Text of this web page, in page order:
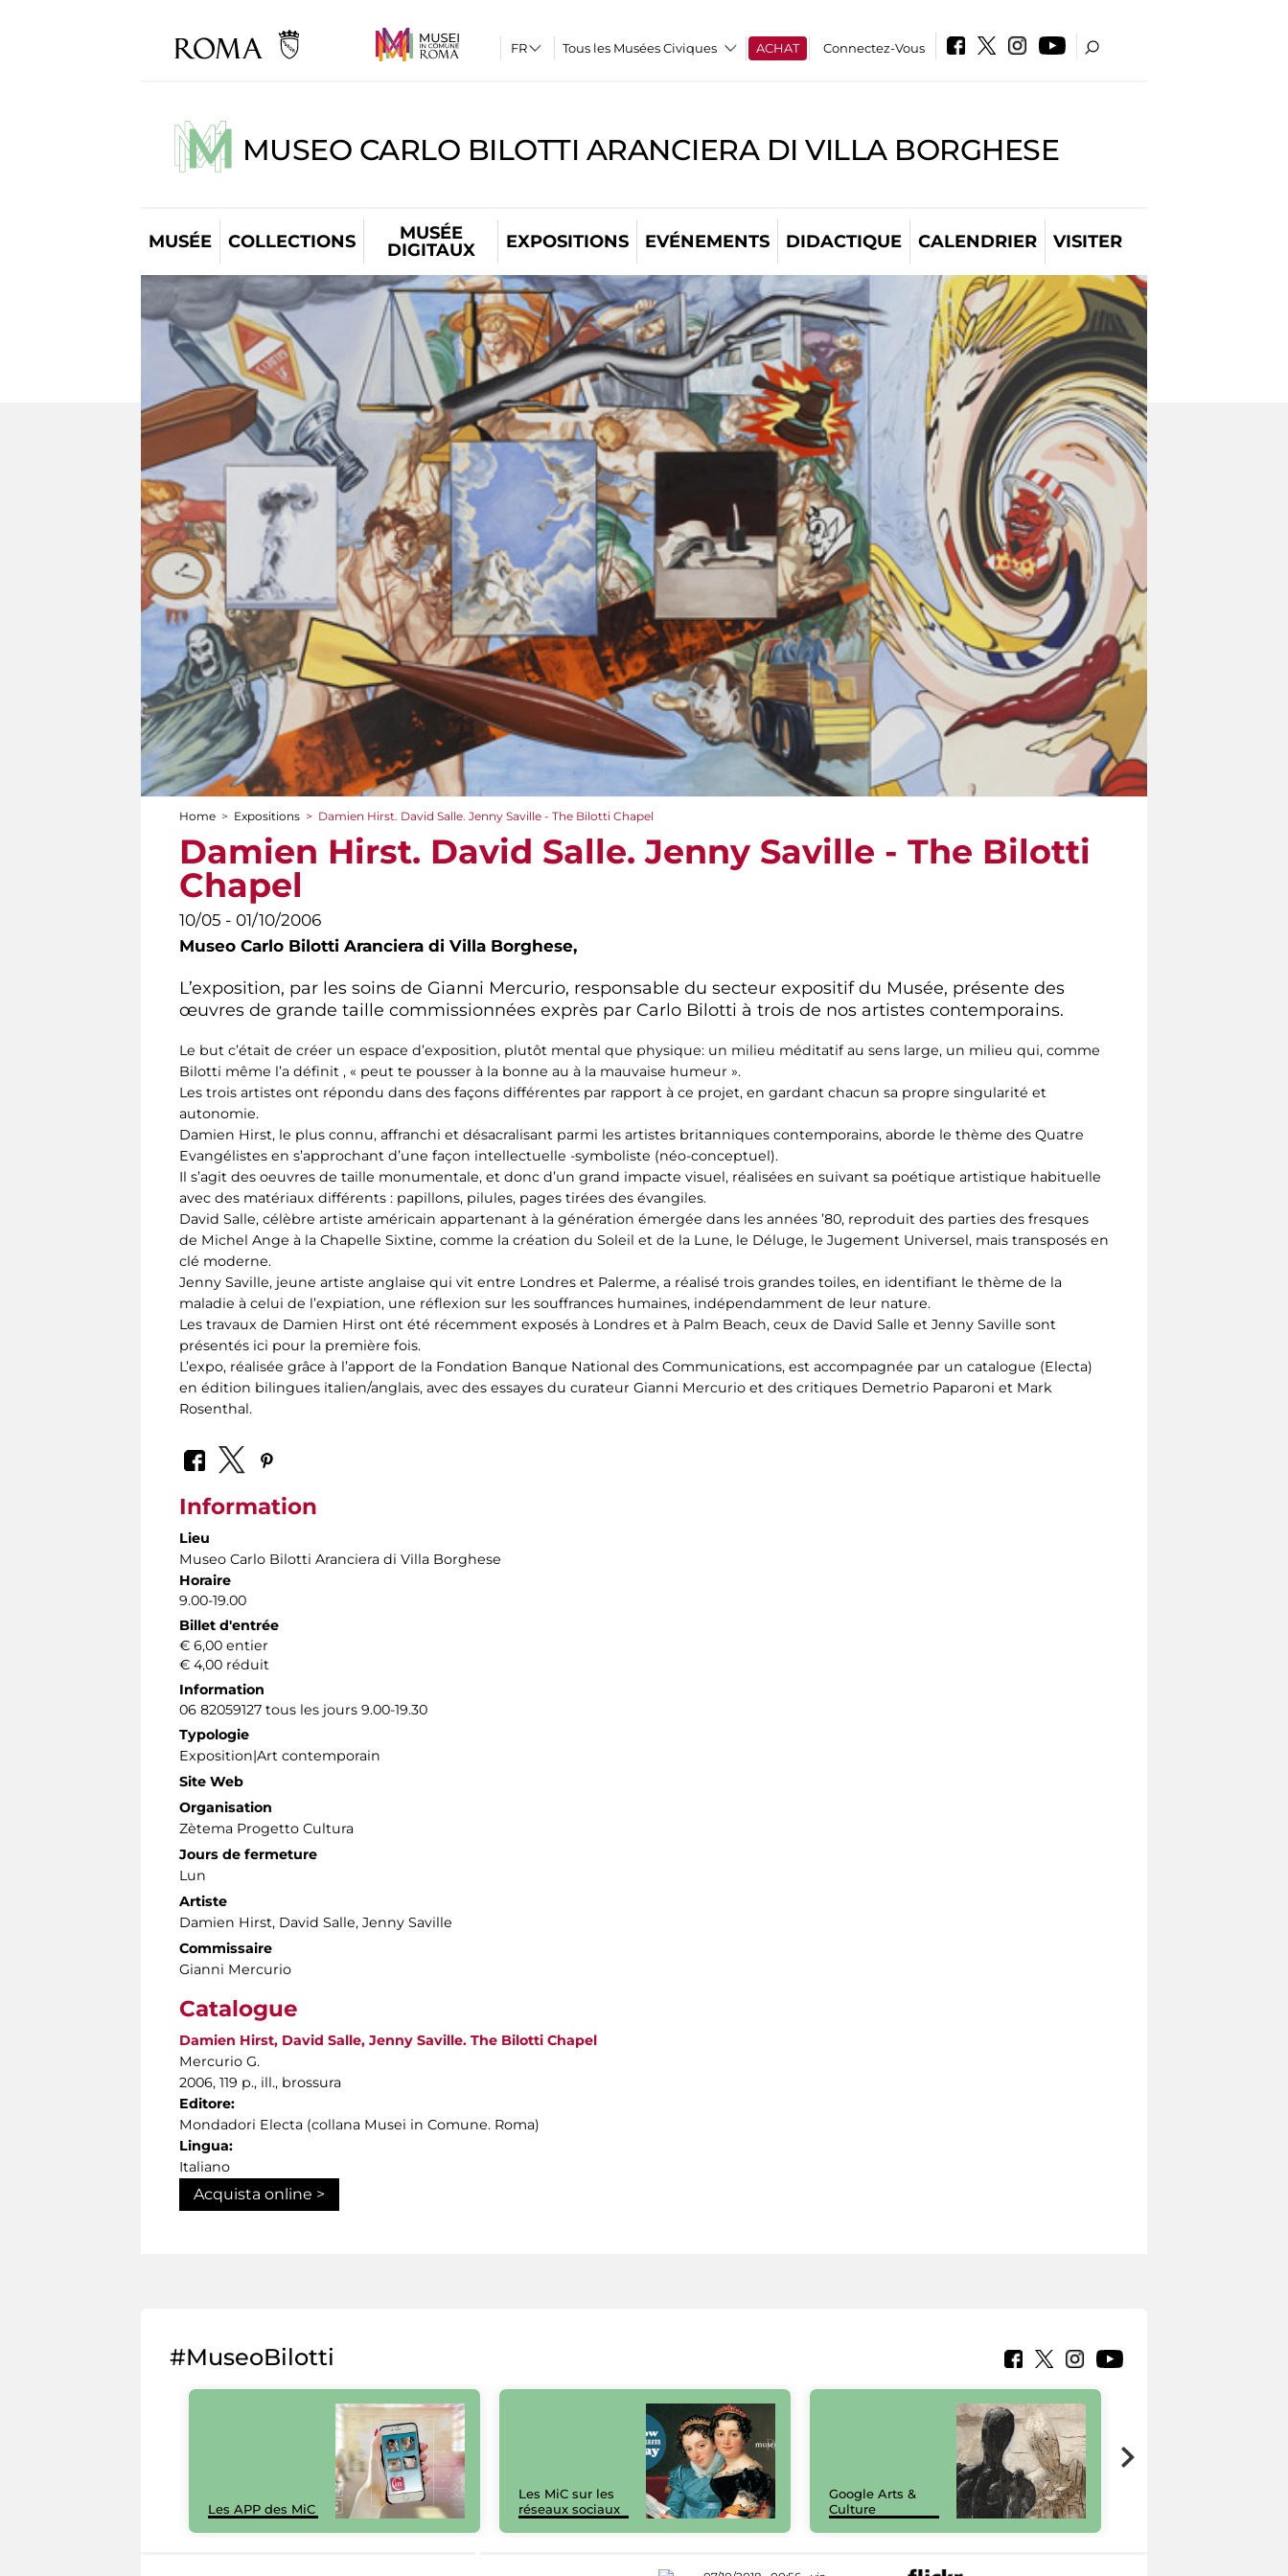
Tous les Musées Civiques ACHAT Connectez-Vous
MUSEO CARLO BILOTTI ARANCIERA DI VILLA BORGHESE
MUSÉE COLLECTIONS
MUSÉE
DIGITAUX
EXPOSITIONS EVÉNEMENTS DIDACTIQUE CALENDRIER VISITER
You are here
Home > Expositions > Damien Hirst. David Salle. Jenny Saville - The Bilotti Chapel
Damien Hirst. David Salle. Jenny Saville - The Bilotti
Chapel
10/05 - 01/10/2006
Museo Carlo Bilotti Aranciera di Villa Borghese,
L’exposition, par les soins de Gianni Mercurio, responsable du secteur expositif du Musée, présente des
œuvres de grande taille commissionnées exprès par Carlo Bilotti à trois de nos artistes contemporains.
Le but c’était de créer un espace d’exposition, plutôt mental que physique: un milieu méditatif au sens large, un milieu qui, comme
Bilotti même l’a définit , « peut te pousser à la bonne au à la mauvaise humeur ».
Les trois artistes ont répondu dans des façons différentes par rapport à ce projet, en gardant chacun sa propre singularité et
autonomie.
Damien Hirst, le plus connu, affranchi et désacralisant parmi les artistes britanniques contemporains, aborde le thème des Quatre
Evangélistes en s’approchant d’une façon intellectuelle -symboliste (néo-conceptuel).
Il s’agit des oeuvres de taille monumentale, et donc d’un grand impacte visuel, réalisées en suivant sa poétique artistique habituelle
avec des matériaux différents : papillons, pilules, pages tirées des évangiles.
David Salle, célèbre artiste américain appartenant à la génération émergée dans les années ’80, reproduit des parties des fresques
de Michel Ange à la Chapelle Sixtine, comme la création du Soleil et de la Lune, le Déluge, le Jugement Universel, mais transposés en
clé moderne.
Jenny Saville, jeune artiste anglaise qui vit entre Londres et Palerme, a réalisé trois grandes toiles, en identifiant le thème de la
maladie à celui de l’expiation, une réflexion sur les souffrances humaines, indépendamment de leur nature.
Les travaux de Damien Hirst ont été récemment exposés à Londres et à Palm Beach, ceux de David Salle et Jenny Saville sont
présentés ici pour la première fois.
L’expo, réalisée grâce à l’apport de la Fondation Banque National des Communications, est accompagnée par un catalogue (Electa)
en édition bilingues italien/anglais, avec des essayes du curateur Gianni Mercurio et des critiques Demetrio Paparoni et Mark
Rosenthal.
Information
Lieu
Museo Carlo Bilotti Aranciera di Villa Borghese
Horaire
9.00-19.00
Billet d'entrée
€ 6,00 entier
€ 4,00 réduit
Information
06 82059127 tous les jours 9.00-19.30
Typologie
Exposition|Art contemporain
Site Web
Organisation
Zètema Progetto Cultura
Jours de fermeture
Lun
Artiste
Damien Hirst, David Salle, Jenny Saville
Commissaire
Gianni Mercurio
Catalogue
Damien Hirst, David Salle, Jenny Saville. The Bilotti Chapel
Mercurio G.
2006, 119 p., ill., brossura
Editore:
Mondadori Electa (collana Musei in Comune. Roma)
Lingua:
Italiano
Acquista online >
#MuseoBilotti
Les APP des MiC
Les MiC sur les
réseaux sociaux
Google Arts &
Culture